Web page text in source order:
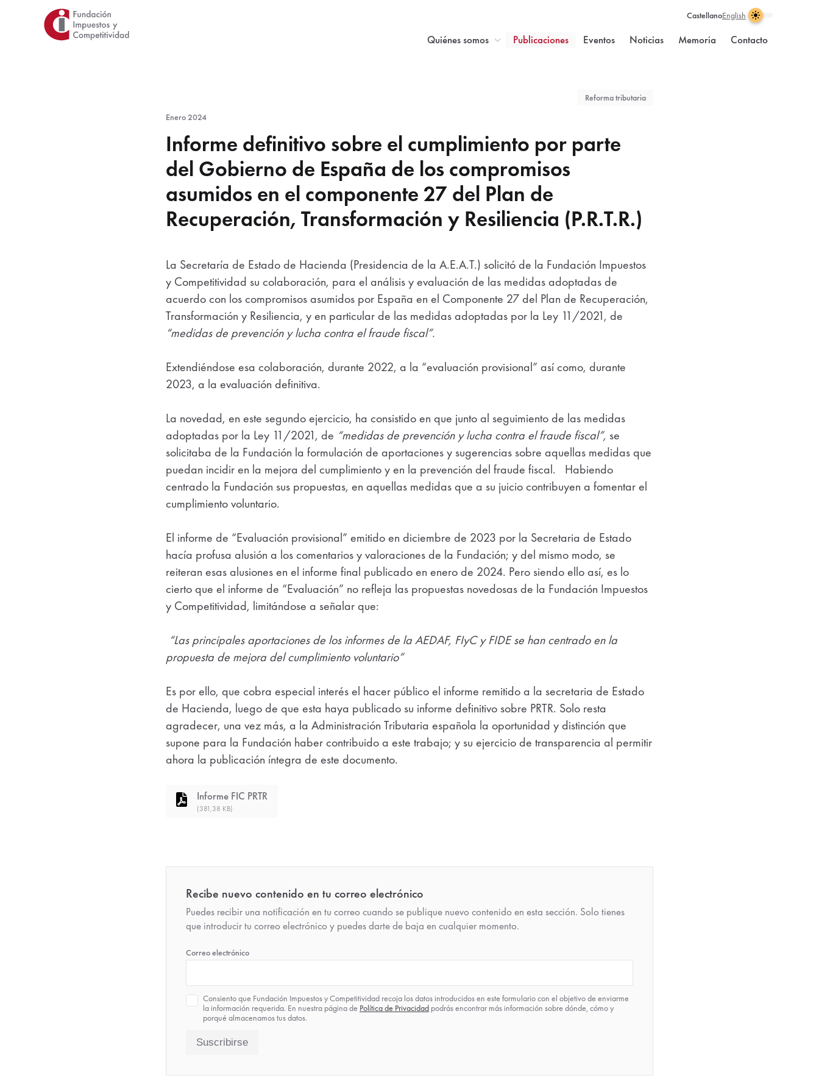
CastellanoEnglish
Selección
de
Se
ha
Claro
Activar
tema
Oscuro
Principal
Quiénes somos Publicaciones Eventos Noticias Memoria Contacto
Reforma tributaria
Enero 2024
Informe definitivo sobre el cumplimiento por parte
del Gobierno de España de los compromisos
asumidos en el componente 27 del Plan de
Recuperación, Transformación y Resiliencia (P.R.T.R.)
La Secretaría de Estado de Hacienda (Presidencia de la A.E.A.T.) solicitó de la Fundación Impuestos
y Competitividad su colaboración, para el análisis y evaluación de las medidas adoptadas de
acuerdo con los compromisos asumidos por España en el Componente 27 del Plan de Recuperación,
Transformación y Resiliencia, y en particular de las medidas adoptadas por la Ley 11/2021, de
“medidas de prevención y lucha contra el fraude fiscal”.
Extendiéndose esa colaboración, durante 2022, a la “evaluación provisional” así como, durante
2023, a la evaluación definitiva.
La novedad, en este segundo ejercicio, ha consistido en que junto al seguimiento de las medidas
adoptadas por la Ley 11/2021, de “medidas de prevención y lucha contra el fraude fiscal”, se
solicitaba de la Fundación la formulación de aportaciones y sugerencias sobre aquellas medidas que
puedan incidir en la mejora del cumplimiento y en la prevención del fraude fiscal. Habiendo
centrado la Fundación sus propuestas, en aquellas medidas que a su juicio contribuyen a fomentar el
cumplimiento voluntario.
El informe de “Evaluación provisional” emitido en diciembre de 2023 por la Secretaria de Estado
hacía profusa alusión a los comentarios y valoraciones de la Fundación; y del mismo modo, se
reiteran esas alusiones en el informe final publicado en enero de 2024. Pero siendo ello así, es lo
cierto que el informe de “Evaluación” no refleja las propuestas novedosas de la Fundación Impuestos
y Competitividad, limitándose a señalar que:
“Las principales aportaciones de los informes de la AEDAF, FIyC y FIDE se han centrado en la
propuesta de mejora del cumplimiento voluntario”
Es por ello, que cobra especial interés el hacer público el informe remitido a la secretaria de Estado
de Hacienda, luego de que esta haya publicado su informe definitivo sobre PRTR. Solo resta
agradecer, una vez más, a la Administración Tributaria española la oportunidad y distinción que
supone para la Fundación haber contribuido a este trabajo; y su ejercicio de transparencia al permitir
ahora la publicación íntegra de este documento.
Informe FIC PRTR
(381,38 KB)
Recibe nuevo contenido en tu correo electrónico
Puedes recibir una notificación en tu correo cuando se publique nuevo contenido en esta sección. Solo tienes
que introducir tu correo electrónico y puedes darte de baja en cualquier momento.
Correo electrónico
Política
de
Privacidad
Consiento que Fundación Impuestos y Competitividad recoja los datos introducidos en este formulario con el objetivo de enviarme
la información requerida. En nuestra página de Política de Privacidad podrás encontrar más información sobre dónde, cómo y
porqué almacenamos tus datos.
Suscribirse